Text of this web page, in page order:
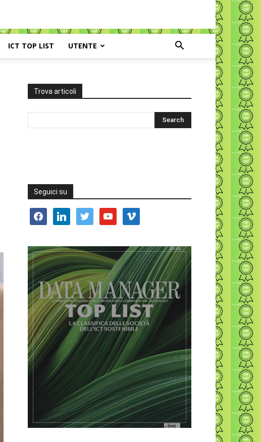
ICT TOP LIST UTENTE
Trova articoli
Seguici su
facebooklinkedin twitter youtube vimeo